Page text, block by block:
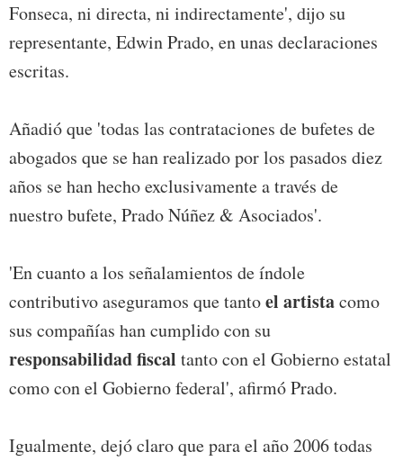
Fonseca, ni directa, ni indirectamente', dijo su
representante, Edwin Prado, en unas declaraciones
escritas.
Añadió que 'todas las contrataciones de bufetes de
abogados que se han realizado por los pasados diez
años se han hecho exclusivamente a través de
nuestro bufete, Prado Núñez & Asociados'.
'En cuanto a los señalamientos de índole
contributivo aseguramos que tantoel artistacomo
sus compañías han cumplido con su
responsabilidad fiscal tanto con el Gobierno estatal
como con el Gobierno federal', afirmó Prado.
Igualmente, dejó claro que para el año 2006 todas